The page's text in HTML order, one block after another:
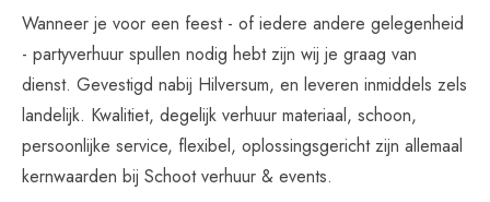
Wanneer je voor een feest - of iedere andere gelegenheid
- partyverhuur spullen nodig hebt zijn wij je graag van
dienst. Gevestigd nabij Hilversum, en leveren inmiddels zels
landelijk. Kwalitiet, degelijk verhuur materiaal, schoon,
persoonlijke service, flexibel, oplossingsgericht zijn allemaal
kernwaarden bij Schoot verhuur & events.